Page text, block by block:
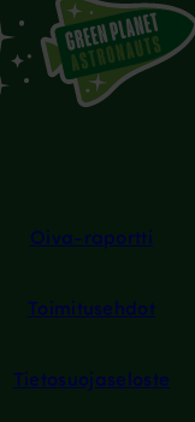
Tietosuojaseloste
Toimitusehdot
Oiva-raportti